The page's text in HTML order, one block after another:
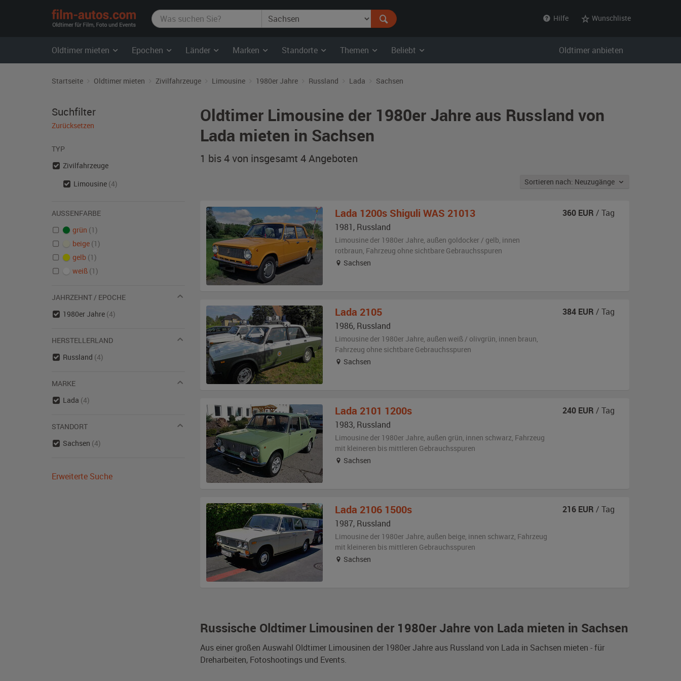
film-
autos.com
Hilfe Wunschliste
Oldtimer mieten Epochen Länder Marken Standorte Themen Beliebt Oldtimer anbieten
Startseite Oldtimer mieten Zivilfahrzeuge Limousine 1980er Jahre Russland Lada Sachsen
Oldtimer Limousine der 1980er Jahre aus Russland von
Lada mieten in Sachsen
1 bis 4 von insgesamt 4Angeboten
Sortieren nach: Neuzugänge
Russische Oldtimer Limousinen der 1980er Jahre von Lada mieten in Sachsen
Aus einer großen Auswahl Oldtimer Limousinen der 1980er Jahre aus Russland von Lada in Sachsen mieten - für
Dreharbeiten, Fotoshootings und Events.
Lada 1200s Shiguli WAS 21013
1981, Russland
Limousine der 1980er Jahre, außen goldocker / gelb, innen
rotbraun, Fahrzeug ohne sichtbare Gebrauchsspuren
Sachsen
360 EUR / Tag
Lada 2105
1986, Russland
Limousine der 1980er Jahre, außen weiß / olivgrün, innen braun,
Fahrzeug ohne sichtbare Gebrauchsspuren
Sachsen
384 EUR / Tag
Lada 2101 1200s
1983, Russland
Limousine der 1980er Jahre, außen grün, innen schwarz, Fahrzeug
mit kleineren bis mittleren Gebrauchsspuren
Sachsen
240 EUR / Tag
Lada 2106 1500s
1987, Russland
Limousine der 1980er Jahre, außen beige, innen schwarz, Fahrzeug
mit kleineren bis mittleren Gebrauchsspuren
Sachsen
216 EUR / Tag
Suchfilter
Zurücksetzen
TYP
Zivilfahrzeuge
Limousine (4)
AUSSENFARBE
grün (1)
beige (1)
gelb (1)
weiß (1)
JAHRZEHNT / EPOCHE
1980er Jahre (4)
HERSTELLERLAND
Russland (4)
MARKE
Lada (4)
STANDORT
Sachsen (4)
Erweiterte Suche